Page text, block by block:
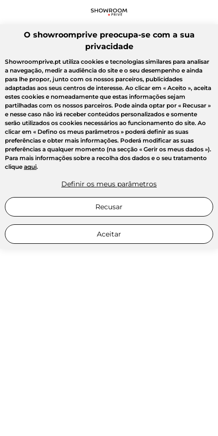
O showroomprive preocupa-se com a sua
privacidade
Showroomprive.pt utiliza cookies e tecnologias similares para analisar
a navegação, medir a audiência do site e o seu desempenho e ainda
para lhe propor, junto com os nossos parceiros, publicidades
adaptadas aos seus centros de interesse. Ao clicar em « Aceito », aceita
estes cookies e nomeadamente que estas informações sejam
partilhadas com os nossos parceiros. Pode ainda optar por « Recusar »
e nesse caso não irá receber conteúdos personalizados e somente
serão utilizados os cookies necessários ao funcionamento do site. Ao
clicar em « Defino os meus parâmetros » poderá definir as suas
preferências e obter mais informações. Poderá modificar as suas
preferências a qualquer momento (na secção « Gerir os meus dados »).
Para mais informações sobre a recolha dos dados e o seu tratamento
clique aqui.
Definir os meus parâmetros
Recusar
Aceitar